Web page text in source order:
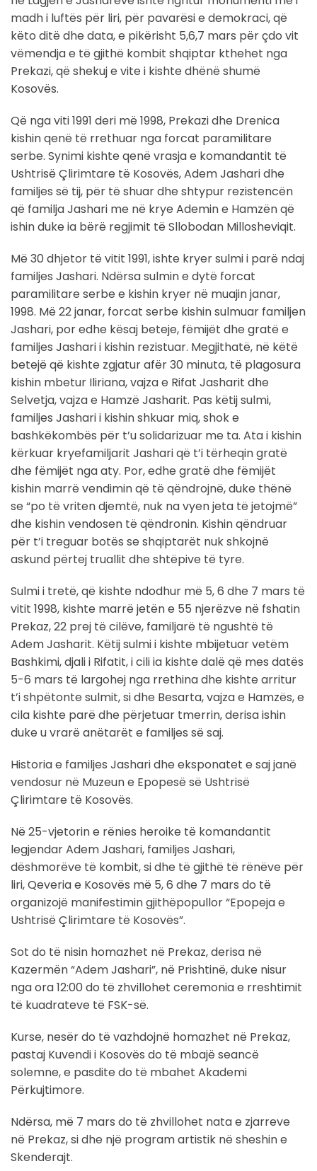
madh i luftës për liri, për pavarësi e demokraci, që
këto ditë dhe data, e pikërisht 5,6,7 mars për çdo vit
vëmendja e të gjithë kombit shqiptar kthehet nga
Prekazi, që shekuj e vite i kishte dhënë shumë
Kosovës.
Që nga viti 1991 deri më 1998, Prekazi dhe Drenica
kishin qenë të rrethuar nga forcat paramilitare
serbe. Synimi kishte qenë vrasja e komandantit të
Ushtrisë Çlirimtare të Kosovës, Adem Jashari dhe
familjes së tij, për të shuar dhe shtypur rezistencën
që familja Jashari me në krye Ademin e Hamzën që
ishin duke ia bërë regjimit të Sllobodan Millosheviqit.
Më 30 dhjetor të vitit 1991, ishte kryer sulmi i parë ndaj
familjes Jashari. Ndërsa sulmin e dytë forcat
paramilitare serbe e kishin kryer në muajin janar,
1998. Më 22 janar, forcat serbe kishin sulmuar familjen
Jashari, por edhe kësaj beteje, fëmijët dhe gratë e
familjes Jashari i kishin rezistuar. Megjithatë, në këtë
betejë që kishte zgjatur afër 30 minuta, të plagosura
kishin mbetur Iliriana, vajza e Rifat Jasharit dhe
Selvetja, vajza e Hamzë Jasharit. Pas këtij sulmi,
familjes Jashari i kishin shkuar miq, shok e
bashkëkombës për t’u solidarizuar me ta. Ata i kishin
kërkuar kryefamiljarit Jashari që t’i tërheqin gratë
dhe fëmijët nga aty. Por, edhe gratë dhe fëmijët
kishin marrë vendimin që të qëndrojnë, duke thënë
se “po të vriten djemtë, nuk na vyen jeta të jetojmë”
dhe kishin vendosen të qëndronin. Kishin qëndruar
për t’i treguar botës se shqiptarët nuk shkojnë
askund përtej truallit dhe shtëpive të tyre.
Sulmi i tretë, që kishte ndodhur më 5, 6 dhe 7 mars të
vitit 1998, kishte marrë jetën e 55 njerëzve në fshatin
Prekaz, 22 prej të cilëve, familjarë të ngushtë të
Adem Jasharit. Këtij sulmi i kishte mbijetuar vetëm
Bashkimi, djali i Rifatit, i cili ia kishte dalë që mes datës
5-6 mars të largohej nga rrethina dhe kishte arritur
t’i shpëtonte sulmit, si dhe Besarta, vajza e Hamzës, e
cila kishte parë dhe përjetuar tmerrin, derisa ishin
duke u vrarë anëtarët e familjes së saj.
Historia e familjes Jashari dhe eksponatet e saj janë
vendosur në Muzeun e Epopesë së Ushtrisë
Çlirimtare të Kosovës.
Në 25-vjetorin e rënies heroike të komandantit
legjendar Adem Jashari, familjes Jashari,
dëshmorëve të kombit, si dhe të gjithë të rënëve për
liri, Qeveria e Kosovës më 5, 6 dhe 7 mars do të
organizojë manifestimin gjithëpopullor “Epopeja e
Ushtrisë Çlirimtare të Kosovës”.
Sot do të nisin homazhet në Prekaz, derisa në
Kazermën “Adem Jashari”, në Prishtinë, duke nisur
nga ora 12:00 do të zhvillohet ceremonia e rreshtimit
të kuadrateve të FSK-së.
Kurse, nesër do të vazhdojnë homazhet në Prekaz,
pastaj Kuvendi i Kosovës do të mbajë seancë
solemne, e pasdite do të mbahet Akademi
Përkujtimore.
Ndërsa, më 7 mars do të zhvillohet nata e zjarreve
në Prekaz, si dhe një program artistik në sheshin e
Skenderajt.